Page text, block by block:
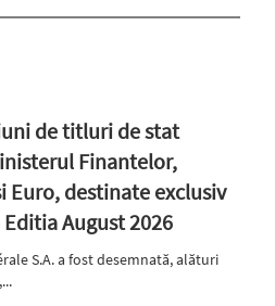
de titluri de stat
Finantelor,
Euro, destinate exclusiv
August 2026
S.A. a fost desemnată, alături